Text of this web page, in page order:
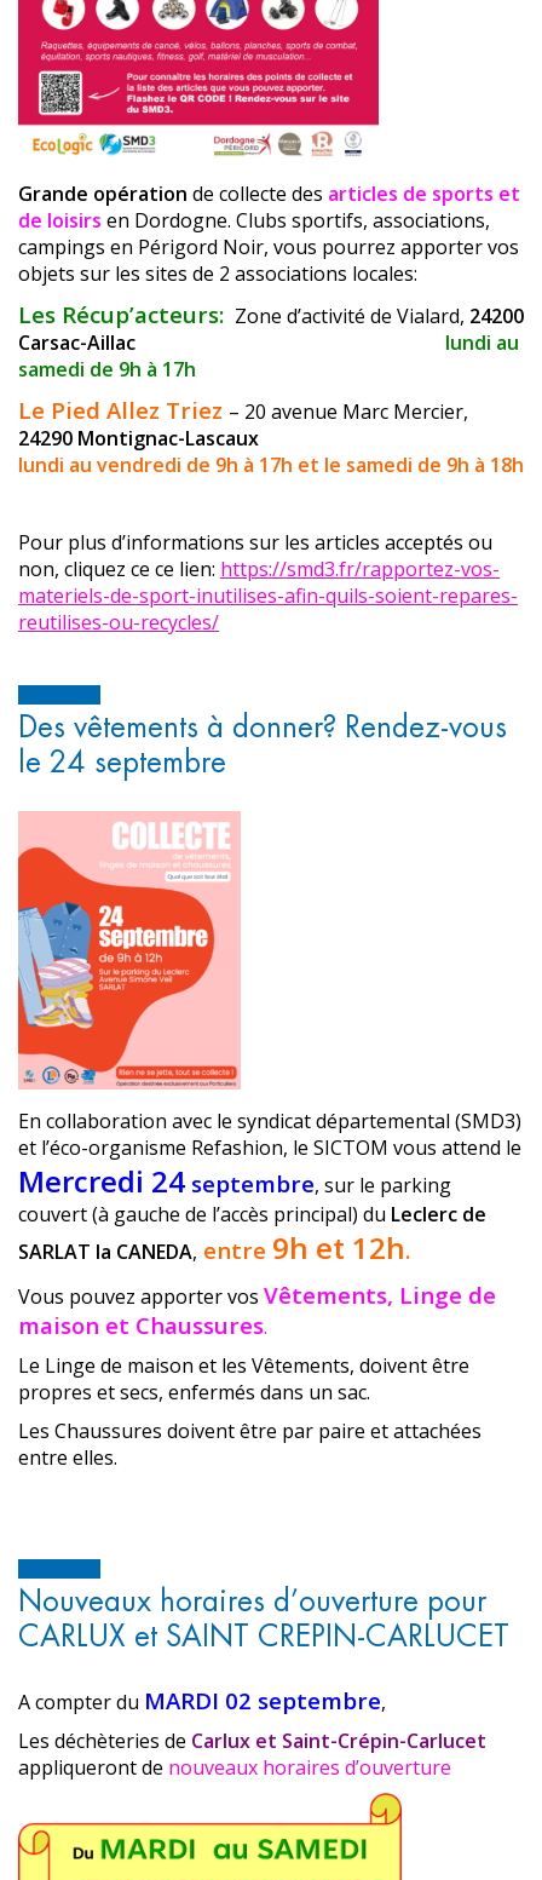
Grande opération de collecte des articles de sports et
de loisirs en Dordogne. Clubs sportifs, associations,
campings en Périgord Noir, vous pourrez apporter vos
objets sur les sites de 2 associations locales:
Les Récup’acteurs: Zone d’activité de Vialard, 24200
Carsac-Aillac
lundi au
samedi de 9h à 17h
Le Pied Allez Triez – 20 avenue Marc Mercier,
24290 Montignac-Lascaux
lundi au vendredi de 9h à 17h et le samedi de 9h à 18h
Pour plus d’informations sur les articles acceptés ou
non, cliquez ce ce lien: https://smd3.fr/rapportez-vos-
materiels-de-sport-inutilises-afin-quils-soient-repares-
reutilises-ou-recycles/
Des vêtements à donner? Rendez-vous
le 24 septembre
En collaboration avec le syndicat départemental (SMD3)
et l’éco-organisme Refashion, le SICTOM vous attend le
Mercredi 24 septembre, sur le parking
couvert (à gauche de l’accès principal) du Leclerc de
SARLAT la CANEDA, entre 9h et 12h.
Vous pouvez apporter vos Vêtements, Linge de
maison et Chaussures.
Le Linge de maison et les Vêtements, doivent être
propres et secs, enfermés dans un sac.
Les Chaussures doivent être par paire et attachées
entre elles.
Nouveaux horaires d’ouverture pour
CARLUX et SAINT CREPIN-CARLUCET
A compter du MARDI 02 septembre,
Les déchèteries de Carlux et Saint-Crépin-Carlucet
appliqueront de nouveaux horaires d’ouverture